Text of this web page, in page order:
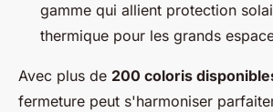
gamme qui allient protection
thermique pour les grands
Avec plus de 200 coloris
fermeture peut s'harmoniser